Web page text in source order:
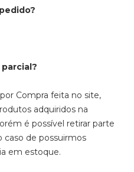
Compra feita no site,
adquiridos na
é possível retirar parte
caso de possuirmos
em estoque.